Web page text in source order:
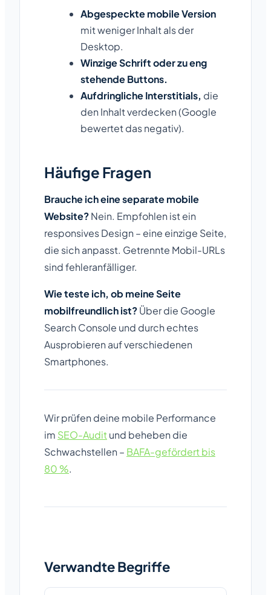
Abgespeckte mobile Version
mit weniger Inhalt als der
Desktop.
Winzige Schrift oder zu eng
stehende Buttons.
Aufdringliche Interstitials, die
den Inhalt verdecken (Google
bewertet das negativ).
Häufige Fragen
Brauche ich eine separate mobile
Website?Nein. Empfohlen ist ein
responsives Design – eine einzige Seite,
die sich anpasst. Getrennte Mobil-URLs
sind fehleranfälliger.
Wie teste ich, ob meine Seite
mobilfreundlich ist?Über die Google
Search Console und durch echtes
Ausprobieren auf verschiedenen
Smartphones.
Wir prüfen deine mobile Performance
im SEO-Audit und beheben die
Schwachstellen – BAFA-gefördert bis
80 %.
Verwandte Begriffe